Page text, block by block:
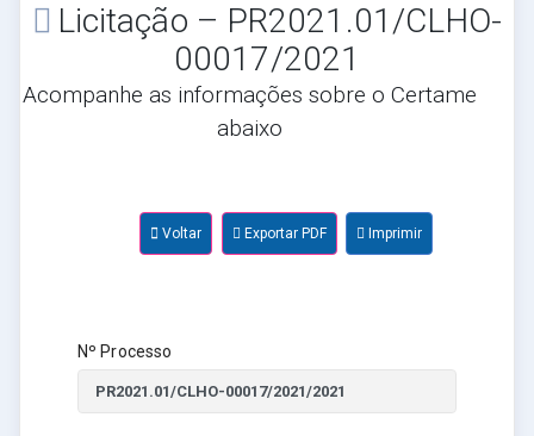
Licitação – PR2021.01/CLHO-
00017/2021
Acompanhe as informações sobre o Certame
abaixo
Voltar Exportar PDF Imprimir
Nº Processo